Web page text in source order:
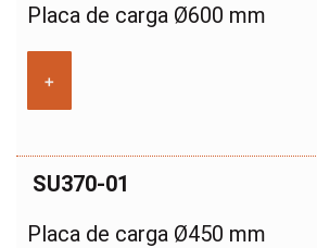
Placa de carga Ø600 mm
+
SU370-01
Placa de carga Ø450 mm